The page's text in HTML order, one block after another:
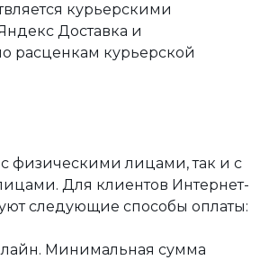
курьерскими
Доставка и
расценкам курьерской
физическими лицами, так и с
Для клиентов Интернет-
следующие способы оплаты:
Минимальная сумма